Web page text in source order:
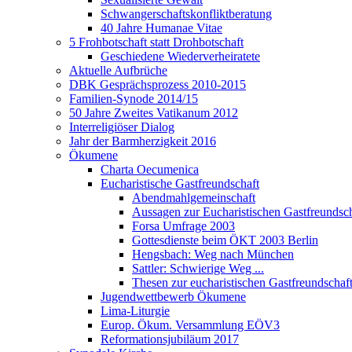
Schwangerschaftskonfliktberatung
40 Jahre Humanae Vitae
5 Frohbotschaft statt Drohbotschaft
Geschiedene Wiederverheiratete
Aktuelle Aufbrüche
DBK Gesprächsprozess 2010-2015
Familien-Synode 2014/15
50 Jahre Zweites Vatikanum 2012
Interreligiöser Dialog
Jahr der Barmherzigkeit 2016
Ökumene
Charta Oecumenica
Eucharistische Gastfreundschaft
Abendmahlgemeinschaft
Aussagen zur Eucharistischen
Forsa Umfrage 2003
Gottesdienste beim ÖKT 2003 Berlin
Hengsbach: Weg nach München
Sattler: Schwierige Weg ...
Thesen zur eucharistischen Gastfreundschaft
Jugendwettbewerb Ökumene
Lima-Liturgie
Europ. Ökum. Versammlung EÖV3
Reformationsjubiläum 2017